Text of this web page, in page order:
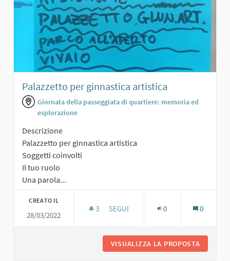
Palazzetto per ginnastica artistica
Giornata della passeggiata di quartiere: memoria ed
esplorazione
Descrizione
Palazzetto per ginnastica artistica
Soggetti coinvolti
Il tuo ruolo
Una parola...
CREATO IL
28/03/2022
3 3 SOSTENITORI
SEGUI 0 0
VISUALIZZA LA PROPOSTA